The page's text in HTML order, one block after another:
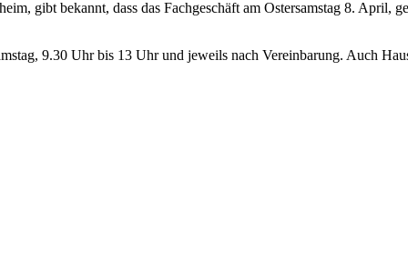
gibt bekannt, dass das Fachgeschäft am Ostersamstag 8. April,
9.30 Uhr bis 13 Uhr und jeweils nach Vereinbarung. Auch